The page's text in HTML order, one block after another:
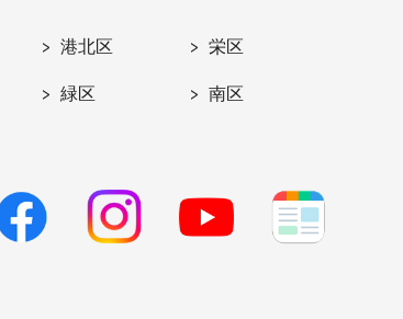
港北区 栄区
緑区 南区